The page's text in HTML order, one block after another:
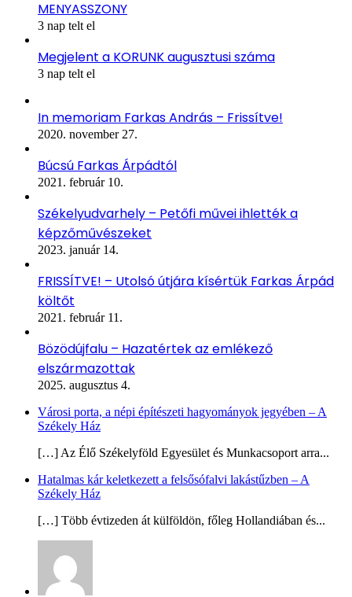
MENYASSZONY
3 nap telt el
Megjelent a KORUNK augusztusi száma
3 nap telt el
In memoriam Farkas András – Frissítve!
2020. november 27.
Búcsú Farkas Árpádtól
2021. február 10.
Székelyudvarhely – Petőfi művei ihlették a
képzőművészeket
2023. január 14.
FRISSÍTVE! – Utolsó útjára kísértük Farkas Árpád
költőt
2021. február 11.
Bözödújfalu – Hazatértek az emlékező
elszármazottak
2025. augusztus 4.
Városi porta, a népi építészeti hagyományok jegyében – A
Székely Ház
[…] Az Élő Székelyföld Egyesület és Munkacsoport arra...
Hatalmas kár keletkezett a felsősófalvi lakástűzben – A
Székely Ház
[…] Több évtizeden át külföldön, főleg Hollandiában és...